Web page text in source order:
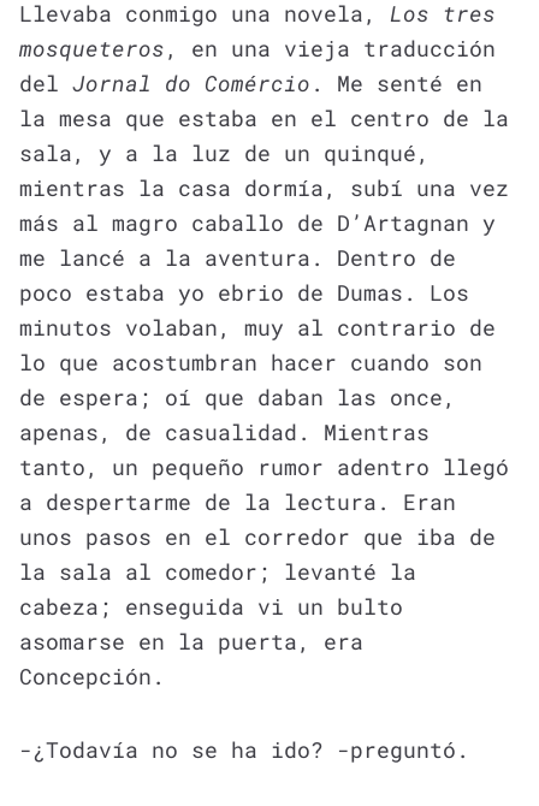
Llevaba conmigo una novela, Los tres
mosqueteros , en una vieja traducción
del Jornal do Comércio . Me senté en
la mesa que estaba en el centro de la
sala, y a la luz de un quinqué,
mientras la casa dormía, subí una vez
más al magro caballo de D’Artagnan y
me lancé a la aventura. Dentro de
poco estaba yo ebrio de Dumas. Los
minutos volaban, muy al contrario de
lo que acostumbran hacer cuando son
de espera; oí que daban las once,
apenas, de casualidad. Mientras
tanto, un pequeño rumor adentro llegó
a despertarme de la lectura. Eran
unos pasos en el corredor que iba de
la sala al comedor; levanté la
cabeza; enseguida vi un bulto
asomarse en la puerta, era
Concepción.
-¿Todavía no se ha ido? -preguntó.